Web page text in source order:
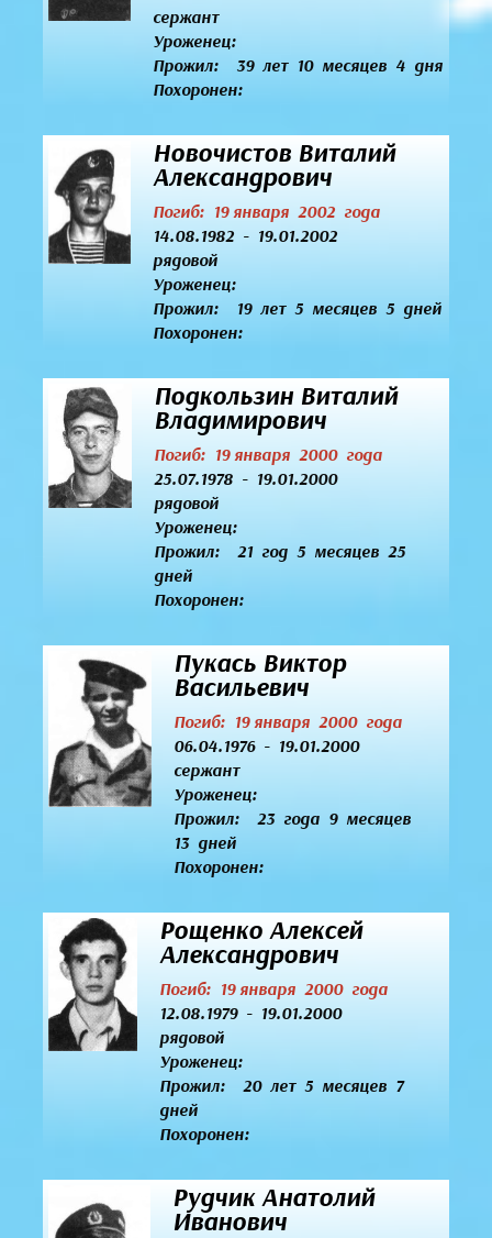
сержант
Уроженец:
Прожил: 39 лет 10 месяцев 4 дня
Похоронен:
Новочистов Виталий
Александрович
Погиб: 19 января 2002 года
14.08.1982 - 19.01.2002
рядовой
Уроженец:
Прожил: 19 лет 5 месяцев 5 дней
Похоронен:
Подкользин Виталий
Владимирович
Погиб: 19 января 2000 года
25.07.1978 - 19.01.2000
рядовой
Уроженец:
Прожил: 21 год 5 месяцев 25
дней
Похоронен:
Пукась Виктор
Васильевич
Погиб: 19 января 2000 года
06.04.1976 - 19.01.2000
сержант
Уроженец:
Прожил: 23 года 9 месяцев
13 дней
Похоронен:
Рощенко Алексей
Александрович
Погиб: 19 января 2000 года
12.08.1979 - 19.01.2000
рядовой
Уроженец:
Прожил: 20 лет 5 месяцев 7
дней
Похоронен:
Рудчик Анатолий
Иванович